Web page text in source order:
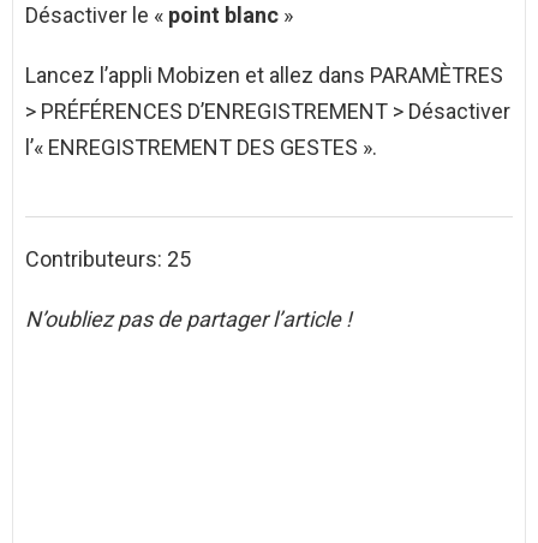
Désactiver le « point blanc »
Lancez l’appli Mobizen et allez dans PARAMÈTRES
> PRÉFÉRENCES D’ENREGISTREMENT > Désactiver
l’« ENREGISTREMENT DES GESTES ».
Contributeurs: 25
N’oubliez pas de partager l’article !